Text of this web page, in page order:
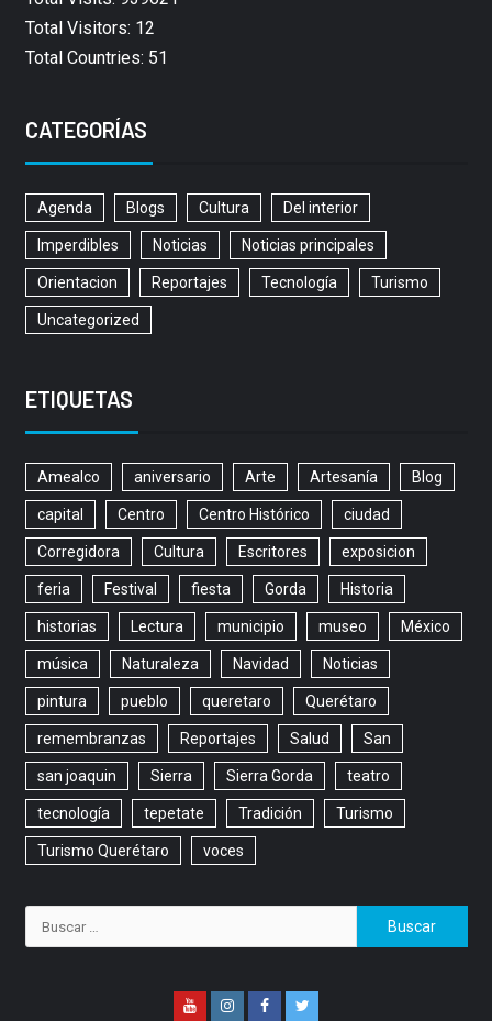
Total Visitors: 12
Total Countries: 51
CATEGORÍAS
Agenda Blogs Cultura Del interior
Imperdibles Noticias Noticias principales
Orientacion Reportajes Tecnología Turismo
Uncategorized
ETIQUETAS
Amealco aniversario Arte Artesanía Blog
capital Centro Centro Histórico ciudad
Corregidora Cultura Escritores exposicion
feria Festival fiesta Gorda Historia
historias Lectura municipio museo México
música Naturaleza Navidad Noticias
pintura pueblo queretaro Querétaro
remembranzas Reportajes Salud San
san joaquin Sierra Sierra Gorda teatro
tecnología tepetate Tradición Turismo
Turismo Querétaro voces